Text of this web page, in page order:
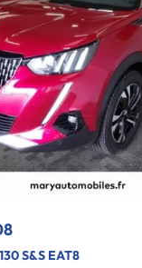
S&S EAT8